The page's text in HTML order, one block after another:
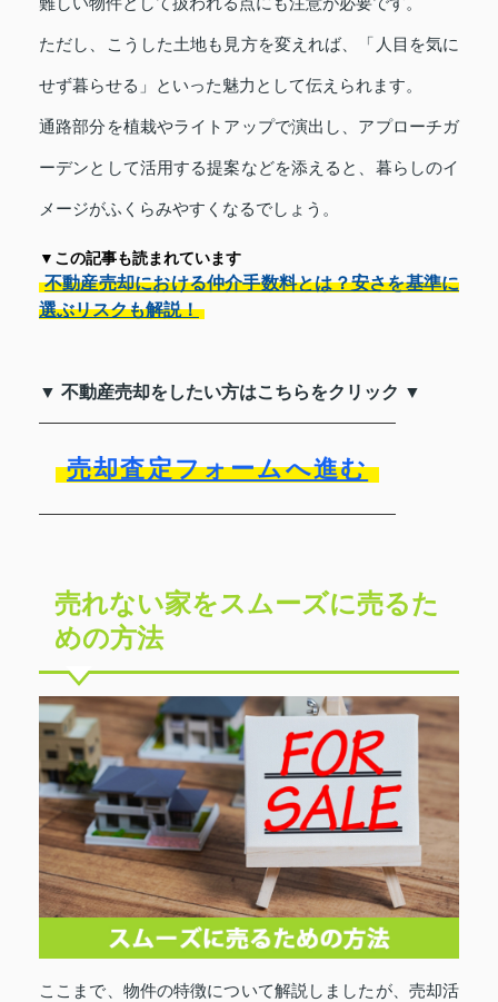
ただし、こうした土地も見方を変えれば、「人目を気に
せず暮らせる」といった魅力として伝えられます。
通路部分を植栽やライトアップで演出し、アプローチガ
ーデンとして活用する提案などを添えると、暮らしのイ
メージがふくらみやすくなるでしょう。
▼この記事も読まれています
不動産売却における仲介手数料とは？安さを基準に
選ぶリスクも解説！
▼ 不動産売却をしたい方はこちらをクリック ▼
売却査定フォームへ進む
売れない家をスムーズに売るた
めの方法
ここまで、物件の特徴について解説しましたが、売却活